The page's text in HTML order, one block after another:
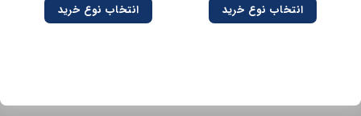
انتخاب نوع خرید
انتخاب نوع خرید